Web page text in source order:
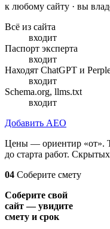
к любому сайту · вы
Всё из сайта
входит
Паспорт эксперта
входит
Находят ChatGPT и
входит
Schema.org, llms.txt
входит
Добавить AEO
Цены — ориентир «от».
до старта работ.
04 Соберите смету
Соберите свой
сайт — увидите
смету и срок